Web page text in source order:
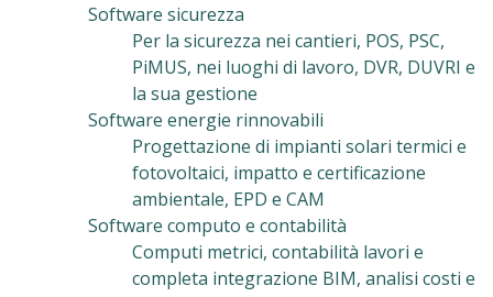
Software sicurezza
Per la sicurezza nei cantieri, POS, PSC,
PiMUS, nei luoghi di lavoro, DVR, DUVRI e
la sua gestione
Software energie rinnovabili
Progettazione di impianti solari termici e
fotovoltaici, impatto e certificazione
ambientale, EPD e CAM
Software computo e contabilità
Computi metrici, contabilità lavori e
completa integrazione BIM, analisi costi e